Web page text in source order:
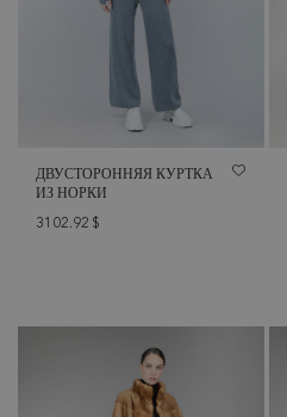
ДВУСТОРОННЯЯ КУРТКА
ИЗ НОРКИ
3102.92 $